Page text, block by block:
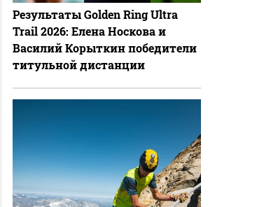
Результаты Golden Ring Ultra
Trail 2026: Елена Носкова и
Василий Корыткин победители
титульной дистанции